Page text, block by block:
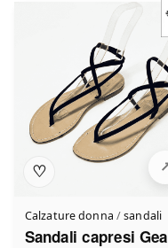
♡
Calzature donna /sandali
Sandali capresi Gea